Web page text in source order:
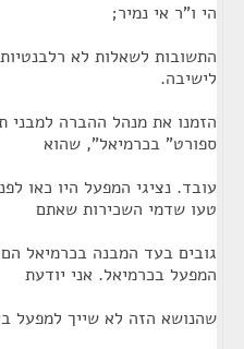
הי ו"ר אי נמיר;
התשובות לשאלות לא
לישיבה.
הזמנו את מנהל ההברה
ספורט" בכרמיאל", שהוא
עובד. נציגי המפעל היו כאו
טעו שדמי השכירות שאתם
גובים בעד המבנה בכרמיאל
המפעל בכרמיאל. אני יודעת
שהנושא הזה לא שייך למפעל